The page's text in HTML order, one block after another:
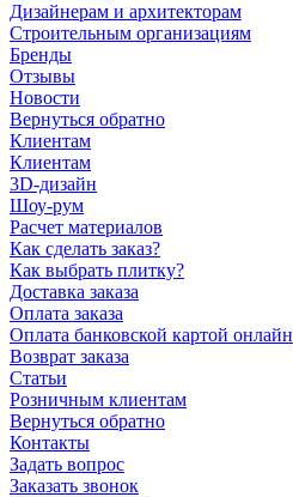
Дизайнерам и архитекторам
Строительным организациям
Бренды
Отзывы
Новости
Вернуться обратно
Клиентам
Клиентам
3D-дизайн
Шоу-рум
Расчет материалов
Как сделать заказ?
Как выбрать плитку?
Доставка заказа
Оплата заказа
Оплата банковской картой онлайн
Возврат заказа
Статьи
Розничным клиентам
Вернуться обратно
Контакты
Задать вопрос
Заказать звонок